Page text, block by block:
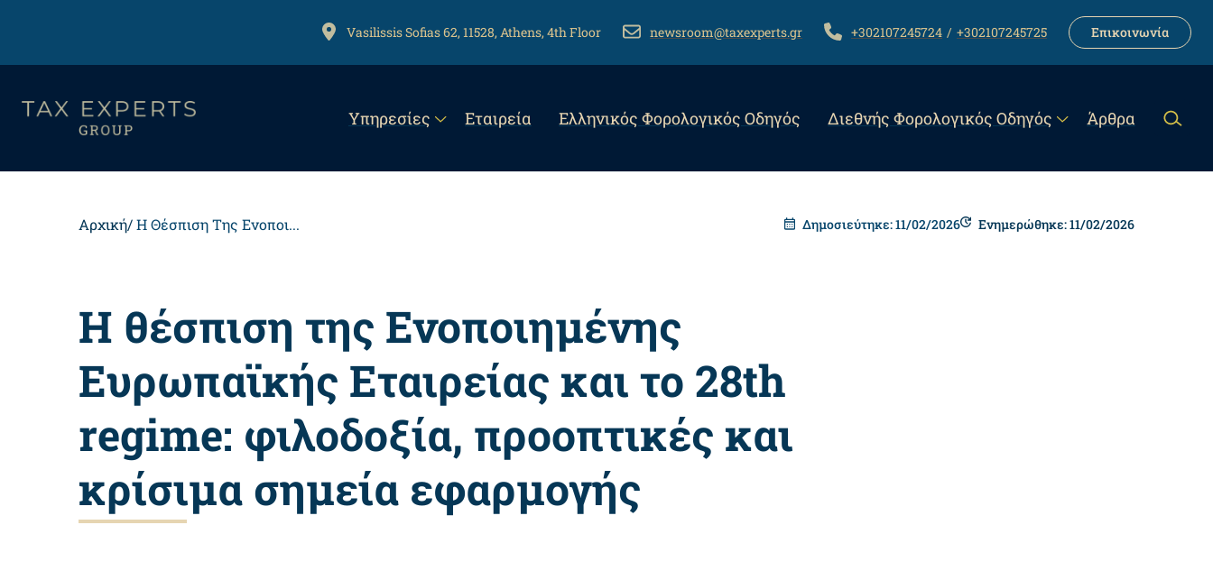
κυρίως
ADDRESS
Vasilissis Sofias 62, 11528, Athens, 4th Floor EMAILnewsroom@taxexperts.gr TELEPHONE
+302107245724 +302107245725 LINKΕπικοινωνία
navigation
Υπηρεσίες Εταιρεία Eλληνικός Φορολογικός Οδηγός Διεθνής Φορολογικός Οδηγός Άρθρα
Breadcrumb
Αρχική Η Θέσπιση Της Ενοποι... Δημοσιεύτηκε: 11/02/2026 Ενημερώθηκε: 11/02/2026
Η θέσπιση της Ενοποιημένης
Ευρωπαϊκής Εταιρείας και το 28th
regime: φιλοδοξία, προοπτικές και
κρίσιμα σημεία εφαρμογής